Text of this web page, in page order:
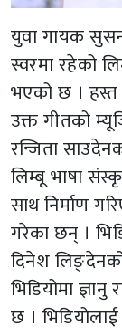
युवा गायक सुसन
स्वरमा रहेको
भएको छ । हस्त
उक्त गीतको
रन्जिता
लिम्बू भाषा
साथ निर्माण
गरेका छन् ।
दिनेश
भिडियोमा
छ ।